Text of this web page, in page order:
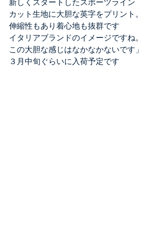
新しくスタートしたスポーツライン
カット生地に大胆な英字をプリント。
伸縮性もあり着心地も抜群です
イタリアブランドのイメージですね。
この大胆な感じはなかなかないです」
３月中旬ぐらいに入荷予定です